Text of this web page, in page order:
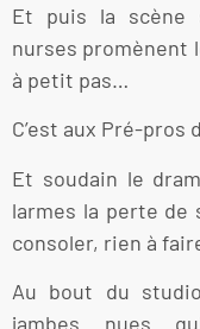
Et puis la scène
nurses promènent
à petit pas…
C’est aux Pré-pros
Et soudain le
larmes la perte de
consoler, rien à
Au bout du
jambes nues